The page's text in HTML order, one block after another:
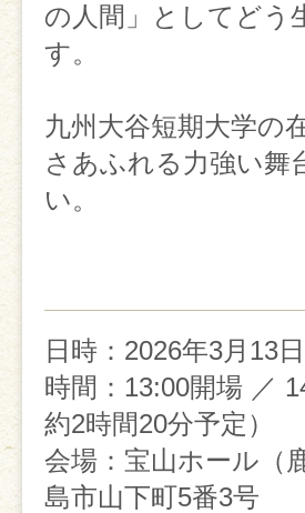
の人間」としてどう
す。
九州大谷短期大学の
さあふれる力強い舞
い。
日時 ：2026年3月13
時間 ：13:00開場 ／
約2時間20分予定）
会場 ： 宝山ホール
島市山下町5番3号